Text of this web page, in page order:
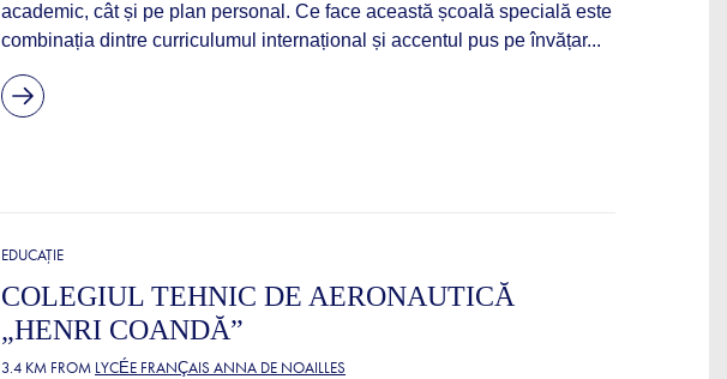
academic, cât și pe plan personal. Ce face această școală specială este
combinația dintre curriculumul internațional și accentul pus pe învățar...
EDUCAȚIE
COLEGIUL TEHNIC DE AERONAUTICĂ
„HENRI COANDĂ”
3.4 KM FROM LYCÉE FRANÇAIS ANNA DE NOAILLES